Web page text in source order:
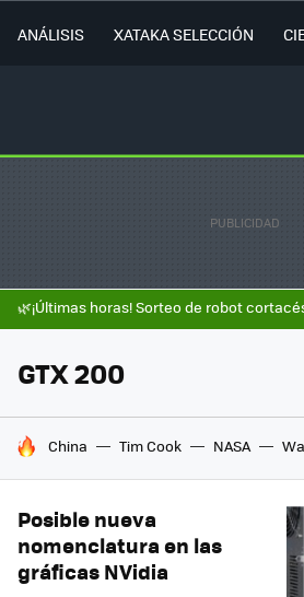
ANÁLISIS XATAKA SELECCIÓN
🌿¡Últimas horas! Sorteo de robot
GTX 200
HOY SE HABLA DE
China Tim Cook NASA
Posible nueva
nomenclatura en las
gráficas NVidia